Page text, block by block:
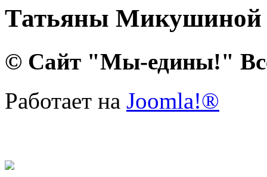
Татьяны Микушиной
© Сайт "Мы-едины!"
Работает на Joomla!®